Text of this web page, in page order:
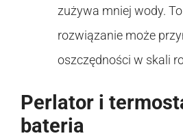
zużywa mniej wody.
rozwiązanie może
oszczędności w skali
Perlator i
bateria